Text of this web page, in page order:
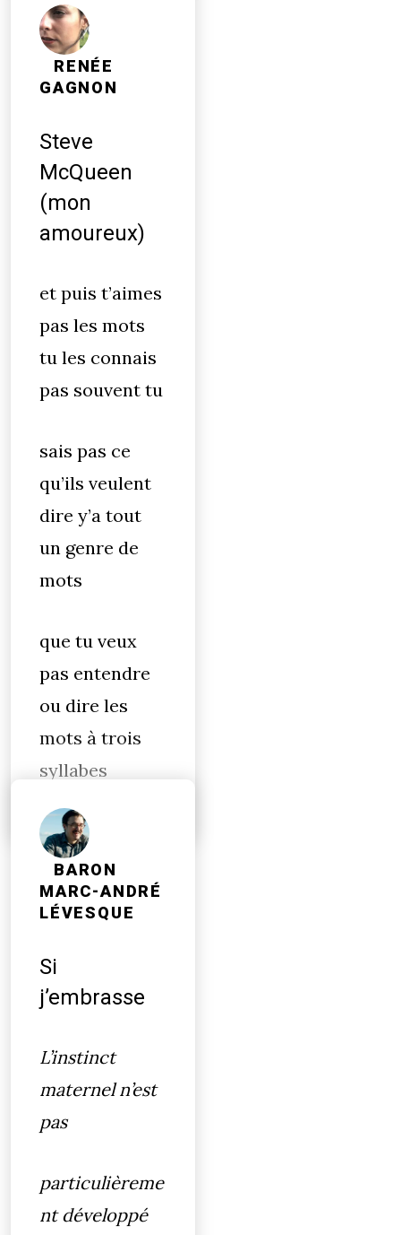
RENÉE
GAGNON
Steve
McQueen
(mon
amoureux)
et puis t’aimes
pas les mots
tu les connais
pas souvent tu
sais pas ce
qu’ils veulent
dire y’a tout
un genre de
mots
que tu veux
pas entendre
ou dire les
mots à trois
syllabes
BARON
MARC-ANDRÉ
LÉVESQUE
Si
j’embrasse
L’instinct
maternel n’est
pas
particulièreme
nt développé